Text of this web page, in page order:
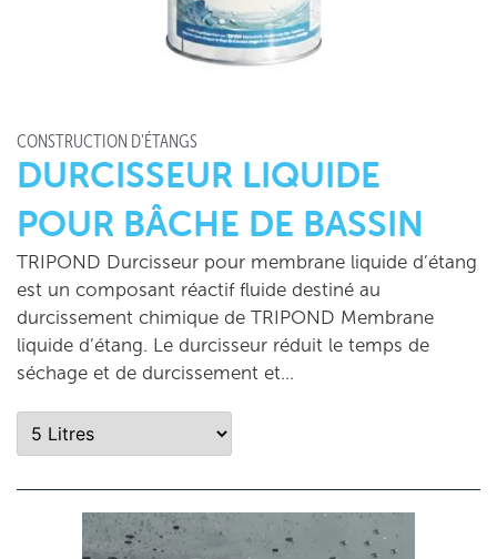
CONSTRUCTION D'ÉTANGS
DURCISSEUR LIQUIDE
POUR BÂCHE DE BASSIN
TRIPOND Durcisseur pour membrane liquide d’étang
est un composant réactif fluide destiné au
durcissement chimique de TRIPOND Membrane
liquide d’étang. Le durcisseur réduit le temps de
séchage et de durcissement et…